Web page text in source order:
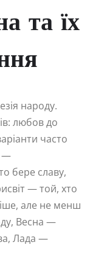
та їх
народу.
любов до
часто
—
бере славу,
— той, хто
але не менш
Весна —
Лада —